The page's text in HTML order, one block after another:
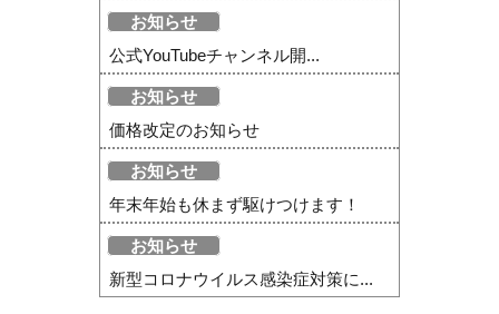
お知らせ
公式YouTubeチャンネル開...
お知らせ
価格改定のお知らせ
お知らせ
年末年始も休まず駆けつけます！
お知らせ
新型コロナウイルス感染症対策に...